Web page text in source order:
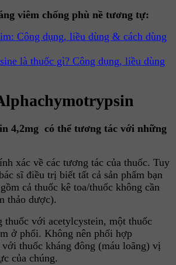
viêm chống phù nề tương tự:
Công dụng, liều dùng & cách dùng
là thuốc gì? Công dụng, liều dùng
4,2mg có thể tương tác với những
xác về các tương tác của thuốc. Tuy
sĩ điều trị biết tất cả sản phẩm bạn
cả thuốc kê toa/thuốc không cần
thảo dược).
thuốc với acetylcystein, một thuốc
ở phổi. Không nên phối hợp
thuốc kháng đông (máu loãng) vị
của chúng.